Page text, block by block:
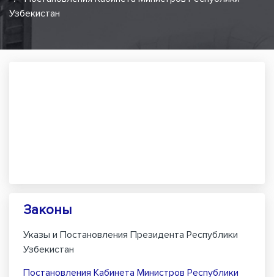
Узбекистан
Законы
Указы и Постановления Президента Республики
Узбекистан
Постановления Кабинета Министров Республики